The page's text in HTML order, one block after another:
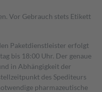
Vor Gebrauch stets Etikett
Paketdienstleister erfolgt
bis 18:00 Uhr. Der genaue
in Abhängigkeit der
des Spediteurs
pharmazeutische